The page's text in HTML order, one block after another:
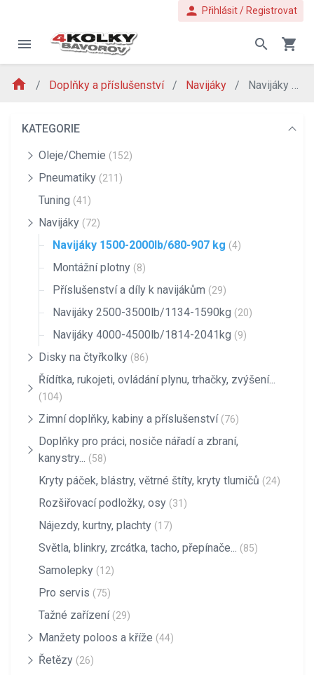
person Přihlásit / Registrovat
menu search shopping_cart
home Doplňky a příslušenství Navijáky Navijáky 1500-2000lb/680-907 kg
KATEGORIE
Oleje/Chemie (152)
Pneumatiky (211)
Tuning (41)
Navijáky (72)
Navijáky 1500-2000lb/680-907 kg (4)
Montážní plotny (8)
Příslušenství a díly k navijákům (29)
Navijáky 2500-3500lb/1134-1590kg (20)
Navijáky 4000-4500lb/1814-2041kg (9)
Disky na čtyřkolky (86)
Řídítka, rukojeti, ovládání plynu, trhačky, zvýšení...
(104)
Zimní doplňky, kabiny a příslušenství (76)
Doplňky pro práci, nosiče nářadí a zbraní,
kanystry... (58)
Kryty páček, blástry, větrné štíty, kryty tlumičů (24)
Rozšiřovací podložky, osy (31)
Nájezdy, kurtny, plachty (17)
Světla, blinkry, zrcátka, tacho, přepínače... (85)
Samolepky (12)
Pro servis (75)
Tažné zařízení (29)
Manžety poloos a kříže (44)
Řetězy (26)